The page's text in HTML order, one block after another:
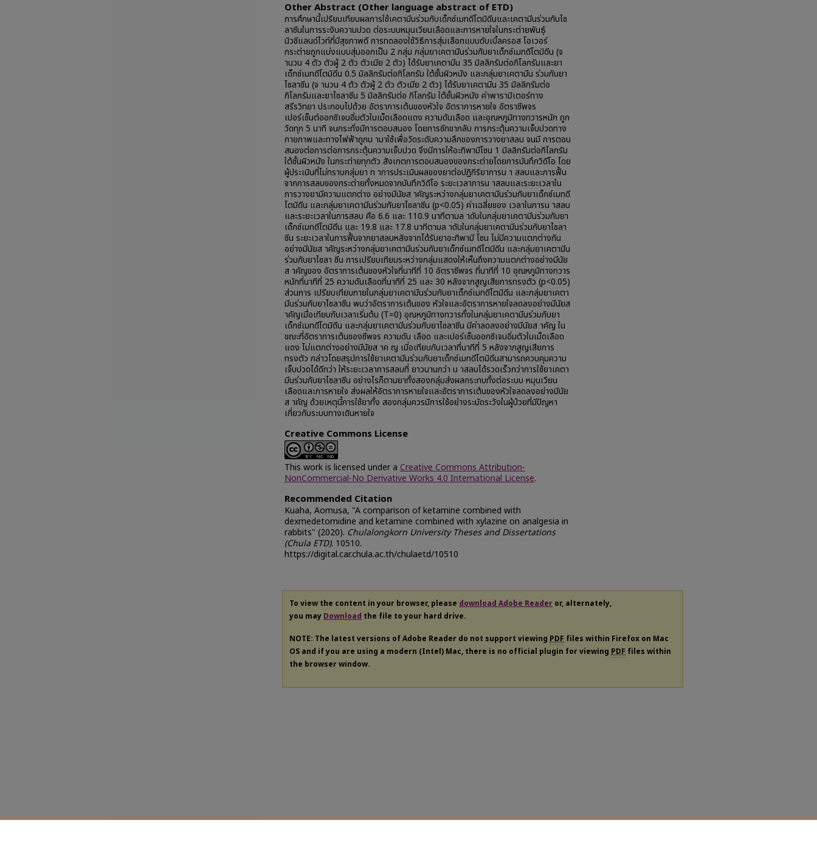
Other Abstract (Other language abstract of ETD)
การศึกษานี้เปรียบเทียบผลการใช้เคตามีนร่วมกับเด็กซ์เมทดีโตมิดีนและเคตามีนร่วมกับไซ
ลาซีนในการระงับความปวด ต่อระบบหมุนเวียนเลือดและการหายใจในกระต่ายพันธุ์
นิวซีแลนด์ไวท์ที่มีสุขภาพดี การทดลองใช้วิธีการสุ่มเลือกแบบดับเบิ้ลครอส โอเวอร์
กระต่ายถูกแบ่งแบบสุ่มออกเป็น 2 กลุ่ม กลุ่มยาเคตามีนร่วมกับยาเด็กซ์เมทดีโตมิดีน (จ
านวน 4 ตัว ตัวผู้ 2 ตัว ตัวเมีย 2 ตัว) ได้รับยาเคตามีน 35 มิลลิกรัมต่อกิโลกรัมและยา
เด็กซ์เมทดีโตมิดีน 0.5 มิลลิกรัมต่อกิโลกรัม ใต้ชั้นผิวหนัง และกลุ่มยาเคตามีน ร่วมกับยา
ไซลาซีน (จ านวน 4 ตัว ตัวผู้ 2 ตัว ตัวเมีย 2 ตัว) ได้รับยาเคตามีน 35 มิลลิกรัมต่อ
กิโลกรัมและยาไซลาซีน 5 มิลลิกรัมต่อ กิโลกรัม ใต้ชั้นผิวหนัง ค่าพารามิเตอร์ทาง
สรีรวิทยา ประกอบไปด้วย อัตราการเต้นของหัวใจ อัตราการหายใจ อัตราชีพจร
เปอร์เซ็นต์ออกซิเจนอิ่มตัวในเม็ดเลือดแดง ความดันเลือด และอุณหภูมิทางทวารหนัก ถูก
วัดทุก 5 นาที จนกระทั่งมีการตอบสนอง โดยการชักขากลับ การกระตุ้นความเจ็บปวดทาง
กายภาพและทางไฟฟ้าถูกน ามาใช้เพื่อวัดระดับความลึกของการวางยาสลบ จนมี การตอบ
สนองต่อการต่อการกระตุ้นความเจ็บปวด จึงมีการให้อะทิพามีโซน 1 มิลลิกรัมต่อกิโลกรัม
ใต้ชั้นผิวหนัง ในกระต่ายทุกตัว สังเกตการตอบสนองของกระต่ายโดยการบันทึกวิดีโอ โดย
ผู้ประเมินที่ไม่ทราบกลุ่มยา ท าการประเมินผลของยาต่อปฏิกิริยาการน า สลบและการฟื้น
จากการสลบของกระต่ายทั้งหมดจากบันทึกวิดีโอ ระยะเวลาการน าสลบและระยะเวลาใน
การวางยามีความแตกต่าง อย่างมีนัยส าคัญระหว่างกลุ่มยาเคตามีนร่วมกับยาเด็กซ์เมทดี
โตมิดีน และกลุ่มยาเคตามีนร่วมกับยาไซลาซีน (p<0.05) ค่าเฉลี่ยของ เวลาในการน าสลบ
และระยะเวลาในการสลบ คือ 6.6 และ 110.9 นาทีตามล าดับในกลุ่มยาเคตามีนร่วมกับยา
เด็กซ์เมทดีโตมิดีน และ 19.8 และ 17.8 นาทีตามล าดับในกลุ่มยาเคตามีนร่วมกับยาไซลา
ซีน ระยะเวลาในการฟื้นจากยาสลบหลังจากได้รับยาอะทิพามี โซน ไม่มีความแตกต่างกัน
อย่างมีนัยส าคัญระหว่างกลุ่มยาเคตามีนร่วมกับยาเด็กซ์เมทดีโตมิดีน และกลุ่มยาเคตามีน
ร่วมกับยาไซลา ซีน การเปรียบเทียบระหว่างกลุ่มแสดงให้เห็นถึงความแตกต่างอย่างมีนัย
ส าคัญของ อัตราการเต้นของหัวใจที่นาทีที่ 10 อัตราชีพจร ที่นาทีที่ 10 อุณหภูมิทางทวาร
หนักที่นาทีที่ 25 ความดันเลือดที่นาทีที่ 25 และ 30 หลังจากสูญเสียการทรงตัว (p<0.05)
ส่วนการ เปรียบเทียบภายในกลุ่มยาเคตามีนร่วมกับยาเด็กซ์เมทดีโตมิดีน และกลุ่มยาเคตา
มีนร่วมกับยาไซลาซีน พบว่าอัตราการเต้นของ หัวใจและอัตราการหายใจลดลงอย่างมีนัยส
าคัญเมื่อเทียบกับเวลาเริ่มต้น (T=0) อุณหภูมิทางทวารทั้งในกลุ่มยาเคตามีนร่วมกับยา
เด็กซ์เมทดีโตมิดีน และกลุ่มยาเคตามีนร่วมกับยาไซลาซีน มีค่าลดลงอย่างมีนัยส าคัญ ใน
ขณะที่อัตราการเต้นของชีพจร ความดัน เลือด และเปอร์เซ็นออกซิเจนอิ่มตัวในเม็ดเลือด
แดง ไม่แตกต่างอย่างมีนัยส าค ญ เมี่อเทียบกับเวลาที่นาทีที่ 5 หลังจากสูญเสียการ
ทรงตัว กล่าวโดยสรุปการใช้ยาเคตามีนร่วมกับยาเด็กซ์เมทดีโตมิดีนสามารถควบคุมความ
เจ็บปวดได้ดีกว่า ให้ระยะเวลาการสลบที่ ยาวนานกว่า น าสลบได้รวดเร็วกว่าการใช้ยาเคตา
มีนร่วมกับยาไซลาซีน อย่างไรก็ตามยาทั้งสองกลุ่มส่งผลกระทบทั้งต่อระบบ หมุนเวียน
เลือดและการหายใจ ส่งผลให้อัตราการหายใจและอัตราการเต้นของหัวใจลดลงอย่างมีนัย
ส าคัญ ด้วยเหตุนี้การใช้ยาทั้ง สองกลุ่มควรมีการใช้อย่างระมัดระวังในผู้ป่วยที่มีปัญหา
เกี่ยวกับระบบทางเดินหายใจ
Creative Commons License
This work is licensed under a Creative Commons Attribution-
NonCommercial-No Derivative Works 4.0 International License.
Recommended Citation
Kuaha, Aomusa, "A comparison of ketamine combined with
dexmedetomidine and ketamine combined with xylazine on analgesia in
rabbits" (2020). Chulalongkorn University Theses and Dissertations
(Chula ETD). 10510.
https://digital.car.chula.ac.th/chulaetd/10510
To view the content in your browser, please download Adobe Reader or, alternately,
you may Download the file to your hard drive.
NOTE: The latest versions of Adobe Reader do not support viewing PDF files within Firefox on Mac
OS and if you are using a modern (Intel) Mac, there is no official plugin for viewing PDF files within
the browser window.